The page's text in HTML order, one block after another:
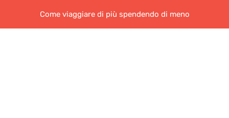
Come viaggiare di più spendendo di meno